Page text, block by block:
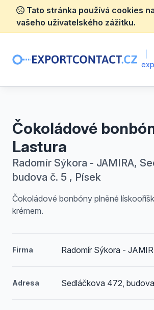
Tato stránka používá cookies
vašeho uživatelského zážitku.
Čokoládové
Lastura
Radomír Sýkora - JAMIRA,
budova č. 5 , Písek
Čokoládové bonbóny plněné
krémem.
Firma Radomír Sýkora -
Adresa Sedláčkova 472,